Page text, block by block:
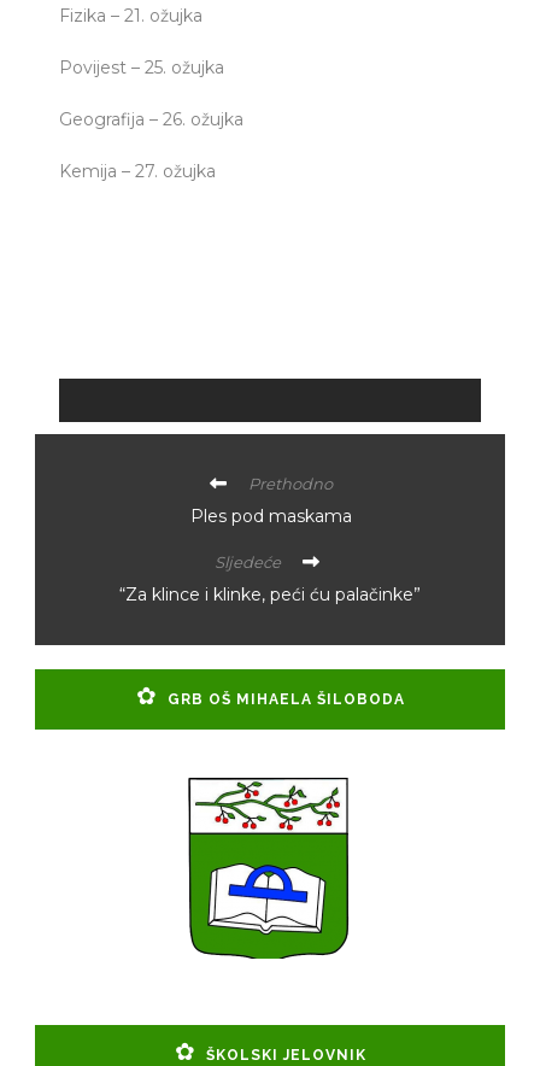
Fizika – 21. ožujka
Povijest – 25. ožujka
Geografija – 26. ožujka
Kemija – 27. ožujka
Prethodno
Ples pod maskama
Sljedeće
“Za klince i klinke, peći ću palačinke”
GRB OŠ MIHAELA ŠILOBODA
ŠKOLSKI JELOVNIK